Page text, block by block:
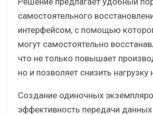
самостоятельного
интерфейсом, с помощью
могут самостоятельно
что не только повышает
но и позволяет снизить нагрузку
Создание одиночных
эффективность передачи данных